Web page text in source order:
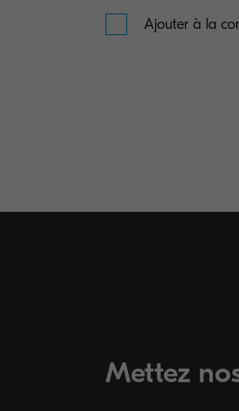
Ajouter à la
Mettez